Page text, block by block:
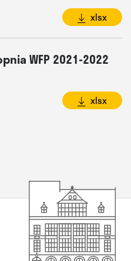
xlsx
WFP 2021-2022
xlsx